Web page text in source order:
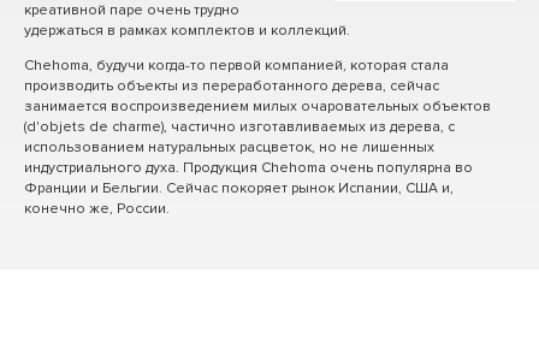
креативной паре очень трудно
удержаться в рамках комплектов и коллекций.
Chehoma, будучи когда-то первой компанией, которая стала
производить объекты из переработанного дерева, сейчас
занимается воспроизведением милых очаровательных объектов
(d'objets de charme), частично изготавливаемых из дерева, с
использованием натуральных расцветок, но не лишенных
индустриального духа. Продукция Chehoma очень популярна во
Франции и Бельгии. Сейчас покоряет рынок Испании, США и,
конечно же, России.